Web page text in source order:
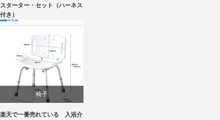
椅子
スターター・セット（ハーネス
付き）
椅子
楽天で一番売れている 入浴介